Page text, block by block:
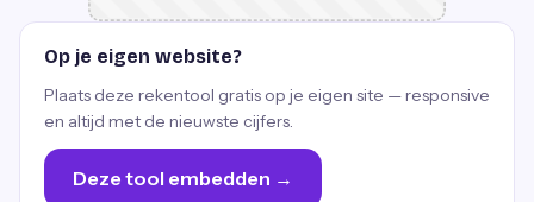
Op je eigen website?
Plaats deze rekentool gratis op je eigen site — responsive
en altijd met de nieuwste cijfers.
Deze tool embedden →